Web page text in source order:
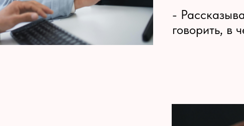
-
говорить, в